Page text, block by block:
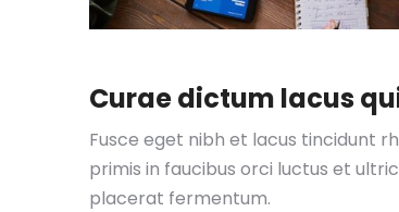
Curae dictum lacus
Fusce eget nibh et lacus tincidunt
primis in faucibus orci luctus et
placerat fermentum.